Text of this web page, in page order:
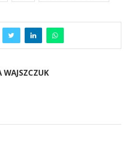
WAJSZCZUK